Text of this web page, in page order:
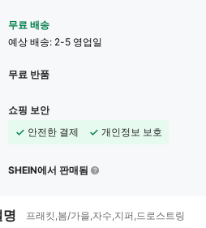
무료 배송
예상 배송: 2-5 영업일
무료 반품
쇼핑 보안
안전한 결제
개인정보 보호
SHEIN에서 판매됨
프래킷,봄/가을,자수,지퍼,드로스트링